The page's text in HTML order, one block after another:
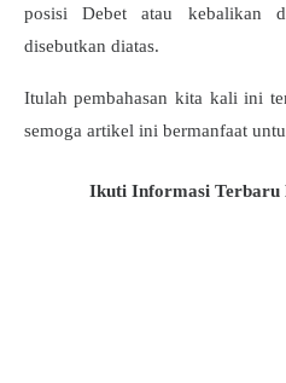
posisi Debet atau kebalikan
disebutkan diatas.
Itulah pembahasan kita kali ini
semoga artikel ini bermanfaat
Ikuti Informasi Terbaru